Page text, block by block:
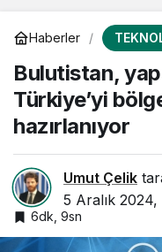
Haberler
Bulutistan,
Türkiye’yi
hazırlanıyor
Umut Çelik
5 Aralık 2024,
6dk, 9sn